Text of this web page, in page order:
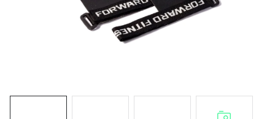
Moja objednávka Hodnotenie obchodu